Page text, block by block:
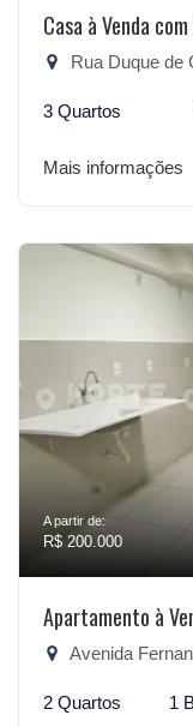
Casa à Venda
Rua Duque de
3 Quartos
Mais informações
A partir de:
R$ 200.000
Apartamento à
Avenida
2 Quartos 1